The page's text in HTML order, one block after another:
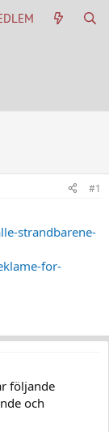
#1
strandbarene-
for-
följande
och